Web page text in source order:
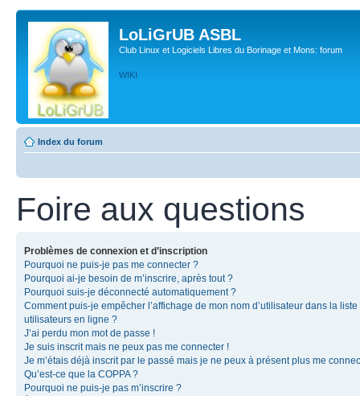
LoLiGrUB ASBL
Club Linux et Logiciels Libres du Borinage et Mons: forum
WIKI
Index du forum
Foire aux questions
Problèmes de connexion et d’inscription
Pourquoi ne puis-je pas me connecter ?
Pourquoi ai-je besoin de m’inscrire, après tout ?
Pourquoi suis-je déconnecté automatiquement ?
Comment puis-je empêcher l’affichage de mon nom d’utilisateur dans la liste
utilisateurs en ligne ?
J’ai perdu mon mot de passe !
Je suis inscrit mais ne peux pas me connecter !
Je m’étais déjà inscrit par le passé mais je ne peux à présent plus me
Qu’est-ce que la COPPA ?
Pourquoi ne puis-je pas m’inscrire ?